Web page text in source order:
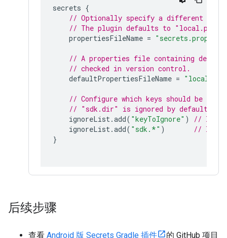
secrets {
// Optionally specify a different file
// The plugin defaults to
propertiesFileName =
// A properties file containing
// checked in version control.
defaultPropertiesFileName =
// Configure which keys should be
// "sdk.dir" is ignored by default.
ignoreList.add( "keyToIgnore" )
//
ignoreList.add( "sdk.*" )
//
}
后续步骤
查看 Android 版 Secrets Gradle 插件
的 GitHub 项目